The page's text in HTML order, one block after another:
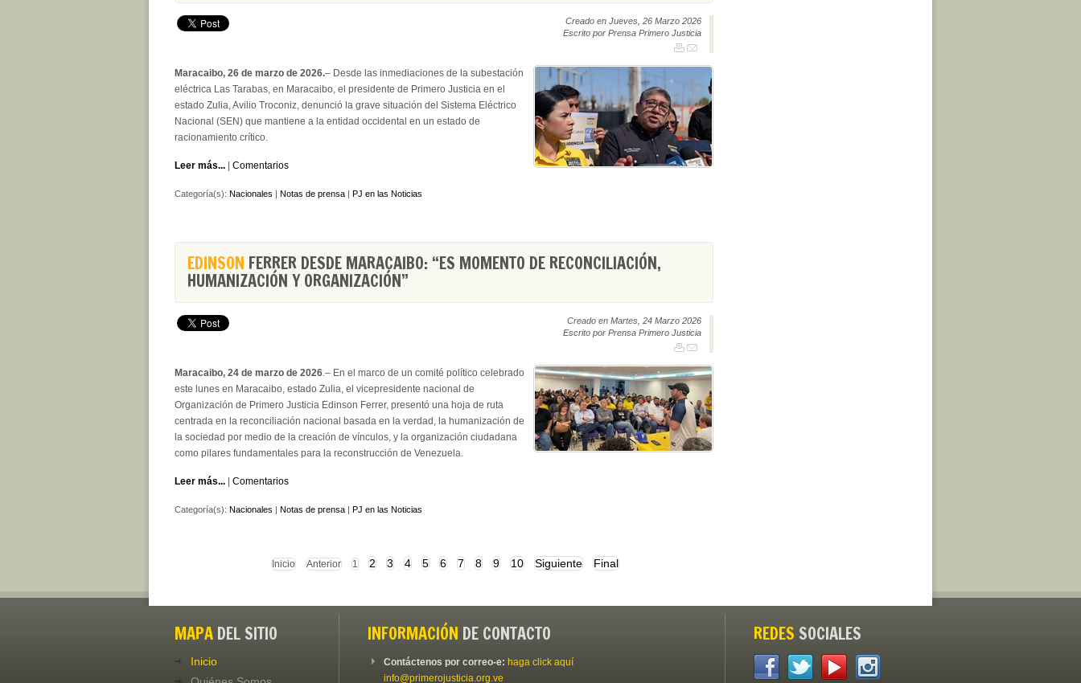
Creado en Jueves, 26 Marzo 2026
Escrito por Prensa Primero Justicia
Maracaibo, 26 de marzo de 2026.– Desde las inmediaciones de la subestación
eléctrica Las Tarabas, en Maracaibo, el presidente de Primero Justicia en el
estado Zulia, Avilio Troconiz, denunció la grave situación del Sistema Eléctrico
Nacional (SEN) que mantiene a la entidad occidental en un estado de
racionamiento crítico.
Leer más... Comentarios
Categoría(s): Nacionales | Notas de prensa | PJ en las Noticias
EDINSON FERRER DESDE MARACAIBO: “ES MOMENTO DE RECONCILIACIÓN,
HUMANIZACIÓN Y ORGANIZACIÓN”
Creado en Martes, 24 Marzo 2026
Escrito por Prensa Primero Justicia
Maracaibo, 24 de marzo de 2026.– En el marco de un comité político celebrado
este lunes en Maracaibo, estado Zulia, el vicepresidente nacional de
Organización de Primero Justicia Edinson Ferrer, presentó una hoja de ruta
centrada en la reconciliación nacional basada en la verdad, la humanización de
la sociedad por medio de la creación de vínculos, y la organización ciudadana
como pilares fundamentales para la reconstrucción de Venezuela.
Leer más... Comentarios
Categoría(s): Nacionales | Notas de prensa | PJ en las Noticias
Inicio Anterior 1 2 3 4 5 6 7 8 9 10 Siguiente Final
MAPA DEL SITIO
Inicio
INFORMACIÓN DE CONTACTO
Contáctenos por correo-e: haga click aquí
info@primerojusticia.org.ve
REDES SOCIALES